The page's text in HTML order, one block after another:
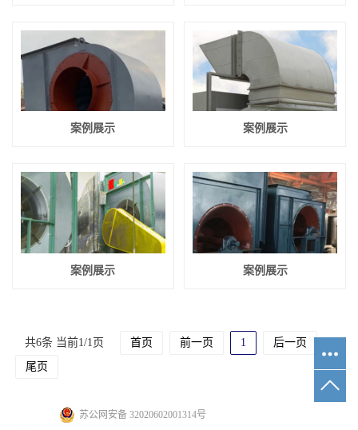
案例展示 案例展示
案例展示 案例展示
共6条 当前1/1页 首页 前一页 1
后一页
尾页
苏公网安备 32020602001314号